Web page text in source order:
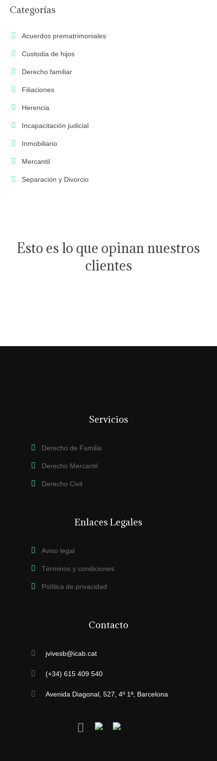
Categorías
Acuerdos prematrimoniales
Custodia de hijos
Derecho familiar
Filiaciones
Herencia
Incapacitación judicial
Inmobiliario
Mercantil
Separación y Divorcio
Esto es lo que opinan nuestros
clientes
Servicios
Derecho de Familia
Derecho Mercantil
Derecho Civil
Enlaces Legales
Aviso legal
Términos y condiciones
Política de privacidad
Contacto
jvivesb@icab.cat
(+34) 615 409 540
Avenida Diagonal, 527, 4º 1ª, Barcelona